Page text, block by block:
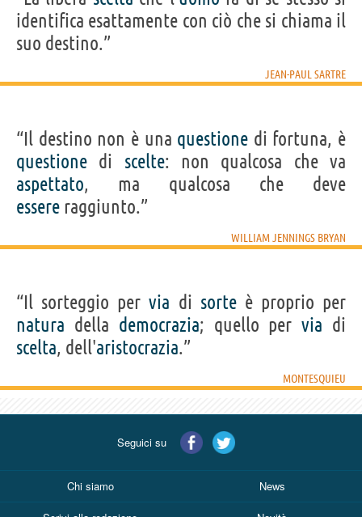
identifica esattamente con ciò che si chiama il
suo destino.”
JEAN-PAUL SARTRE
“Il destino non è una questione di fortuna, è
questione di scelte: non qualcosa che va
aspettato, ma qualcosa che deve
essere raggiunto.”
WILLIAM JENNINGS BRYAN
“Il sorteggio pervia di sorteè proprio per
natura della democrazia; quello pervia di
scelta, dell'aristocrazia.”
MONTESQUIEU
Seguici su
Chi siamo News